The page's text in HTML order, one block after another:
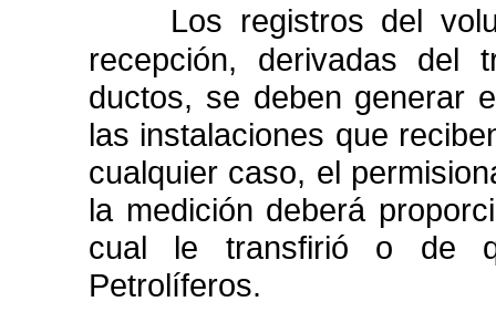
Los registros del
recepción, derivadas del
ductos, se deben generar
las instalaciones que
cualquier caso, el
la medición deberá
cual le transfirió o de
Petrolíferos.